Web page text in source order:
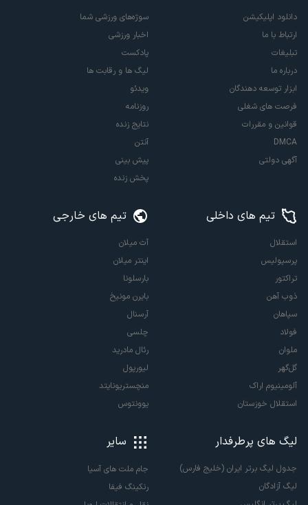
دانلود اپلیکیشن
ارتباط با ما
تبلیغات
درباره ما
ابزار توسعه دهندگان
فرصت های شغلی
قوانین و مقررات
DMCA
آگهی دولتی
سوژه‌های ورزشی شما
اخبار ورزشی
پادکست
لیگ ها و رقابت ها
ویدئو
روزنامه
نتایج زنده
آنتن
پیش بینی
پخش زنده
تیم های داخلی
استقلال
پرسپولیس
تراکتور
ذوب آهن
سپاهان
فولاد
ملوان
گل‌گهر
آلومینیوم اراک
استقلال خوزستان
تیم های خارجی
آث میلان
اینتر میلان
بارسلونا
بایرن مونیخ
آرسنال
چلسی
رئال مادرید
لیورپول
منچستریونایتد
یوونتوس
لیگ های پرطرفدار
جدول لیگ برتر ایران (خلیج فارس)
لیگ آزادگان
سایر
جام ملت های آسیا
رنکینگ فیفا